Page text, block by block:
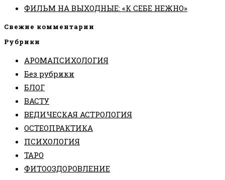
ФИЛЬМ НА ВЫХОДНЫЕ: «К СЕБЕ НЕЖНО»
Свежие комментарии
Рубрики
АРОМАПСИХОЛОГИЯ
Без рубрики
БЛОГ
ВАСТУ
ВЕДИЧЕСКАЯ АСТРОЛОГИЯ
ОСТЕОПРАКТИКА
ПСИХОЛОГИЯ
ТАРО
ФИТООЗДОРОВЛЕНИЕ